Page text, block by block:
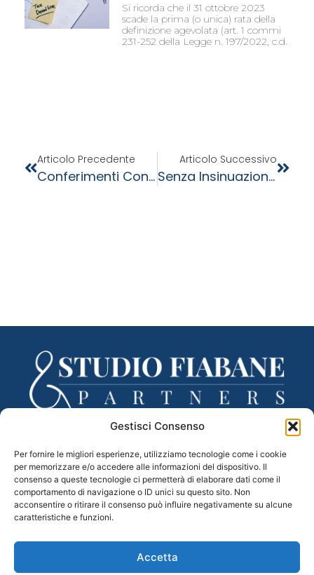
Gestisci Consenso
Per fornire le migliori esperienze, utilizziamo tecnologie come i cookie
per memorizzare e/o accedere alle informazioni del dispositivo. Il
consenso a queste tecnologie ci permetterà di elaborare dati come il
comportamento di navigazione o ID unici su questo sito. Non
acconsentire o ritirare il consenso può influire negativamente su alcune
caratteristiche e funzioni.
Accetta
Si ricorda che il 31 ottobre 2023
scade la prima (o unica) rata della
definizione agevolata (art. 1 commi
231-252 della Legge n. 197/2022, c.d.
Articolo Precedente
Conferimenti Contestuali E Neutralità Fiscale
Articolo Successivo
Senza Insinuazione Nel Passivo Recupero Dell’Iva Ammesso
tel. 0422 433332 – fax 0422 433335
Mail –segreteria@studiofiabane.it
PEC –fiabane.partners@legalmail.it
C.F. e P.IVA 04983110265